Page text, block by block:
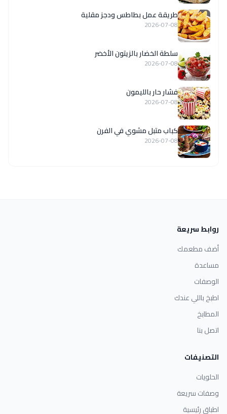
طريقة عمل بطاطس ودجز مقلية
2026-07-08
سلطة الخضار بالزيتون الأخضر
2026-07-08
فشار حار بالليمون
2026-07-08
كباب متبل مشوي في الفرن
2026-07-08
روابط سريعة
أضف مطعمك
مساعدة
الوصفات
اطبخ باللي عندك
المطابخ
اتصل بنا
التصنيفات
الحلويات
وصفات سريعة
اطباق رئيسية